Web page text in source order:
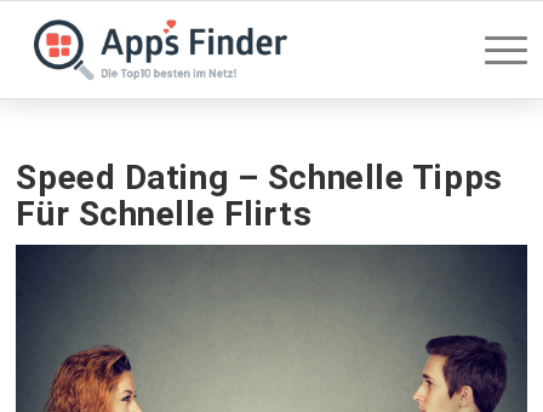
Speed Dating – Schnelle Tipps
Für Schnelle Flirts